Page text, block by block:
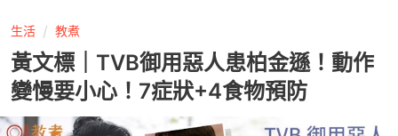
生活 教煮
黃文標｜TVB御用惡人患柏金遜！動作
變慢要小心！7症狀+4食物預防